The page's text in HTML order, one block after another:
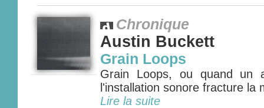
Chronique
Austin Buckett
Grain Loops
Grain Loops, ou quand un
l'installation sonore fracture la
Lire la suite